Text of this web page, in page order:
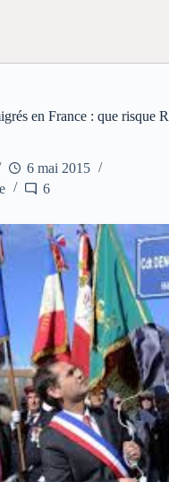
en France : que risque
6 mai 2015
6